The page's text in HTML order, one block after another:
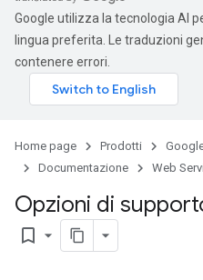
Google utilizza la tecnologia AI
lingua preferita. Le traduzioni
contenere errori.
Home page Prodotti
Documentazione
Web
Opzioni di
bookmark_border